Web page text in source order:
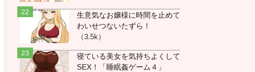
か！？
わら猫 :晴喜vs
す :(悪魔の囁き)
晴喜 :
皆が元気そうでなに
よりやな
蓮 :今日それ歌ったぁ
生意気なお嬢様に時間を止めて
わいせつないたずら！
（3.5k）
寝ている美女を気持ちよくして
SEX！「睡眠姦ゲーム４」